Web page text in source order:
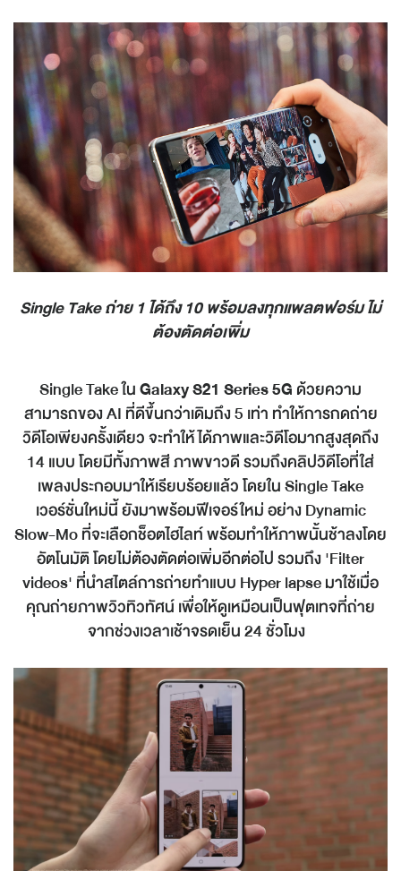
Single Takeถ่าย1ได้ถึง10พร้อมลงทุกแพลตฟอร์ม ไม่
ต้องตัดต่อเพิ่ม
Single Take ในGalaxy S21 Series 5G ด้วยความ
สามารถของ AI ที่ดีขึ้นกว่าเดิมถึง 5 เท่า ทำให้การกดถ่าย
วิดีโอเพียงครั้งเดียว จะทำให้ได้ภาพและวิดีโอมากสูงสุดถึง
14 แบบ โดยมีทั้งภาพสี ภาพขาวดี รวมถึงคลิปวิดีโอที่ใส่
เพลงประกอบมาให้เรียบร้อยแล้ว โดยใน Single Take
เวอร์ชั่นใหม่นี้ ยังมาพร้อมฟีเจอร์ใหม่ อย่าง Dynamic
Slow-Mo ที่จะเลือกช็อตไฮไลท์ พร้อมทำให้ภาพนั้นช้าลงโดย
อัตโนมัติ โดยไม่ต้องตัดต่อเพิ่มอีกต่อไป รวมถึง 'Filter
videos' ที่นำสไตล์การถ่ายทำแบบ Hyper lapse มาใช้เมื่อ
คุณถ่ายภาพวิวทิวทัศน์ เพื่อให้ดูเหมือนเป็นฟุตเทจที่ถ่าย
จากช่วงเวลาเช้าจรดเย็น 24 ชั่วโมง